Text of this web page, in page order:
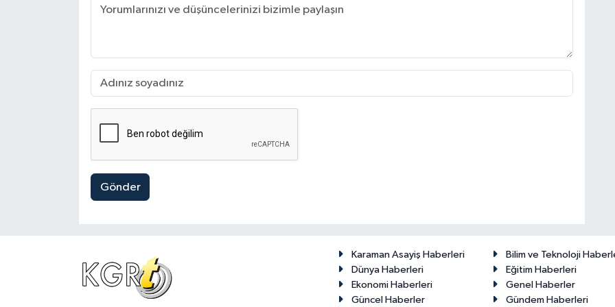
Gönder
Karaman Asayiş Haberleri
Bilim ve Teknoloji
Dünya Haberleri
Eğitim Haberleri
Ekonomi Haberleri
Genel Haberler
Güncel Haberler
Gündem Haberleri